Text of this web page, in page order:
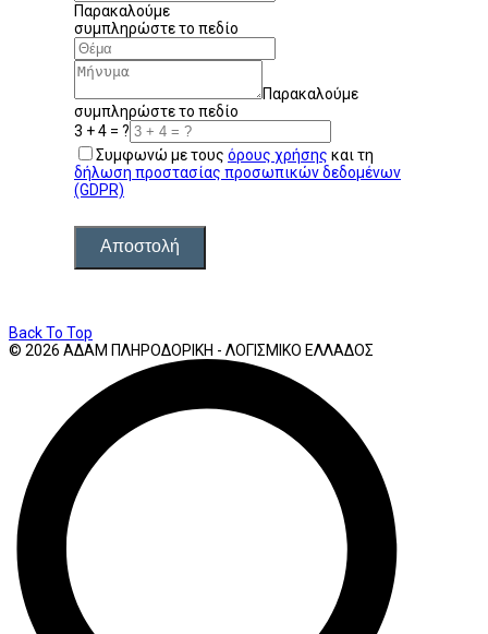
Παρακαλούμε
συμπληρώστε το πεδίο
Παρακαλούμε
συμπληρώστε το πεδίο
3 + 4 = ?
Συμφωνώ με τους όρους χρήσης και τη
δήλωση προστασίας προσωπικών δεδομένων
(GDPR)
Αποστολή
Back To Top
© 2026 ΑΔΑΜ ΠΛΗΡΟΔΟΡΙΚΗ - ΛΟΓΙΣΜΙΚΟ ΕΛΛΑΔΟΣ